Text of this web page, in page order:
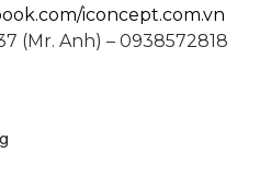
iconcept.com.vn
(Mr. Anh) – 0938572818